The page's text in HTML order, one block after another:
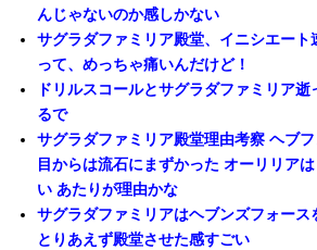
んじゃないのか感しかない
サグラダファミリア殿堂、イニシエート
って、めっちゃ痛いんだけど！
ドリルスコールとサグラダファミリア
るで
サグラダファミリア殿堂理由考察 ヘブ
目からは流石にまずかった オーリリア
い あたりが理由かな
サグラダファミリアはヘブンズフォース
とりあえず殿堂させた感すごい